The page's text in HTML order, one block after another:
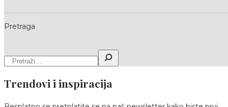
Pretraga
Trendovi i inspiracija